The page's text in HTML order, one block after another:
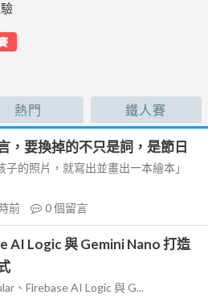
熱門 鐵人賽
，要換掉的不只是詞，是節日
的照片，就寫出並畫出一本繪本」
前 0個留言
AI Logic 與 Gemini Nano 打造
、Firebase AI Logic 與 G...